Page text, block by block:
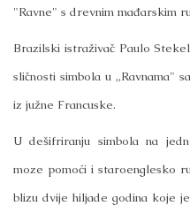
"Ravne" s drevnim mađarskim
Brazilski istraživač Paulo
sličnosti simbola u „Ravnama"
iz južne Francuske.
U dešifriranju simbola na
moze pomoći i staroenglesko
blizu dvije hiljade godina koje